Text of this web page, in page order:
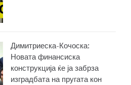
Димитриеска-Кочоска:
Новата финансиска
конструкција ќе ја забрза
изградбата на пругата кон